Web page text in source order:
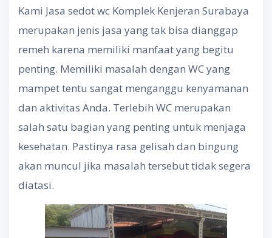
Kami Jasa sedot wc Komplek Kenjeran Surabaya
merupakan jenis jasa yang tak bisa dianggap
remeh karena memiliki manfaat yang begitu
penting. Memiliki masalah dengan WC yang
mampet tentu sangat menganggu kenyamanan
dan aktivitas Anda. Terlebih WC merupakan
salah satu bagian yang penting untuk menjaga
kesehatan. Pastinya rasa gelisah dan bingung
akan muncul jika masalah tersebut tidak segera
diatasi.